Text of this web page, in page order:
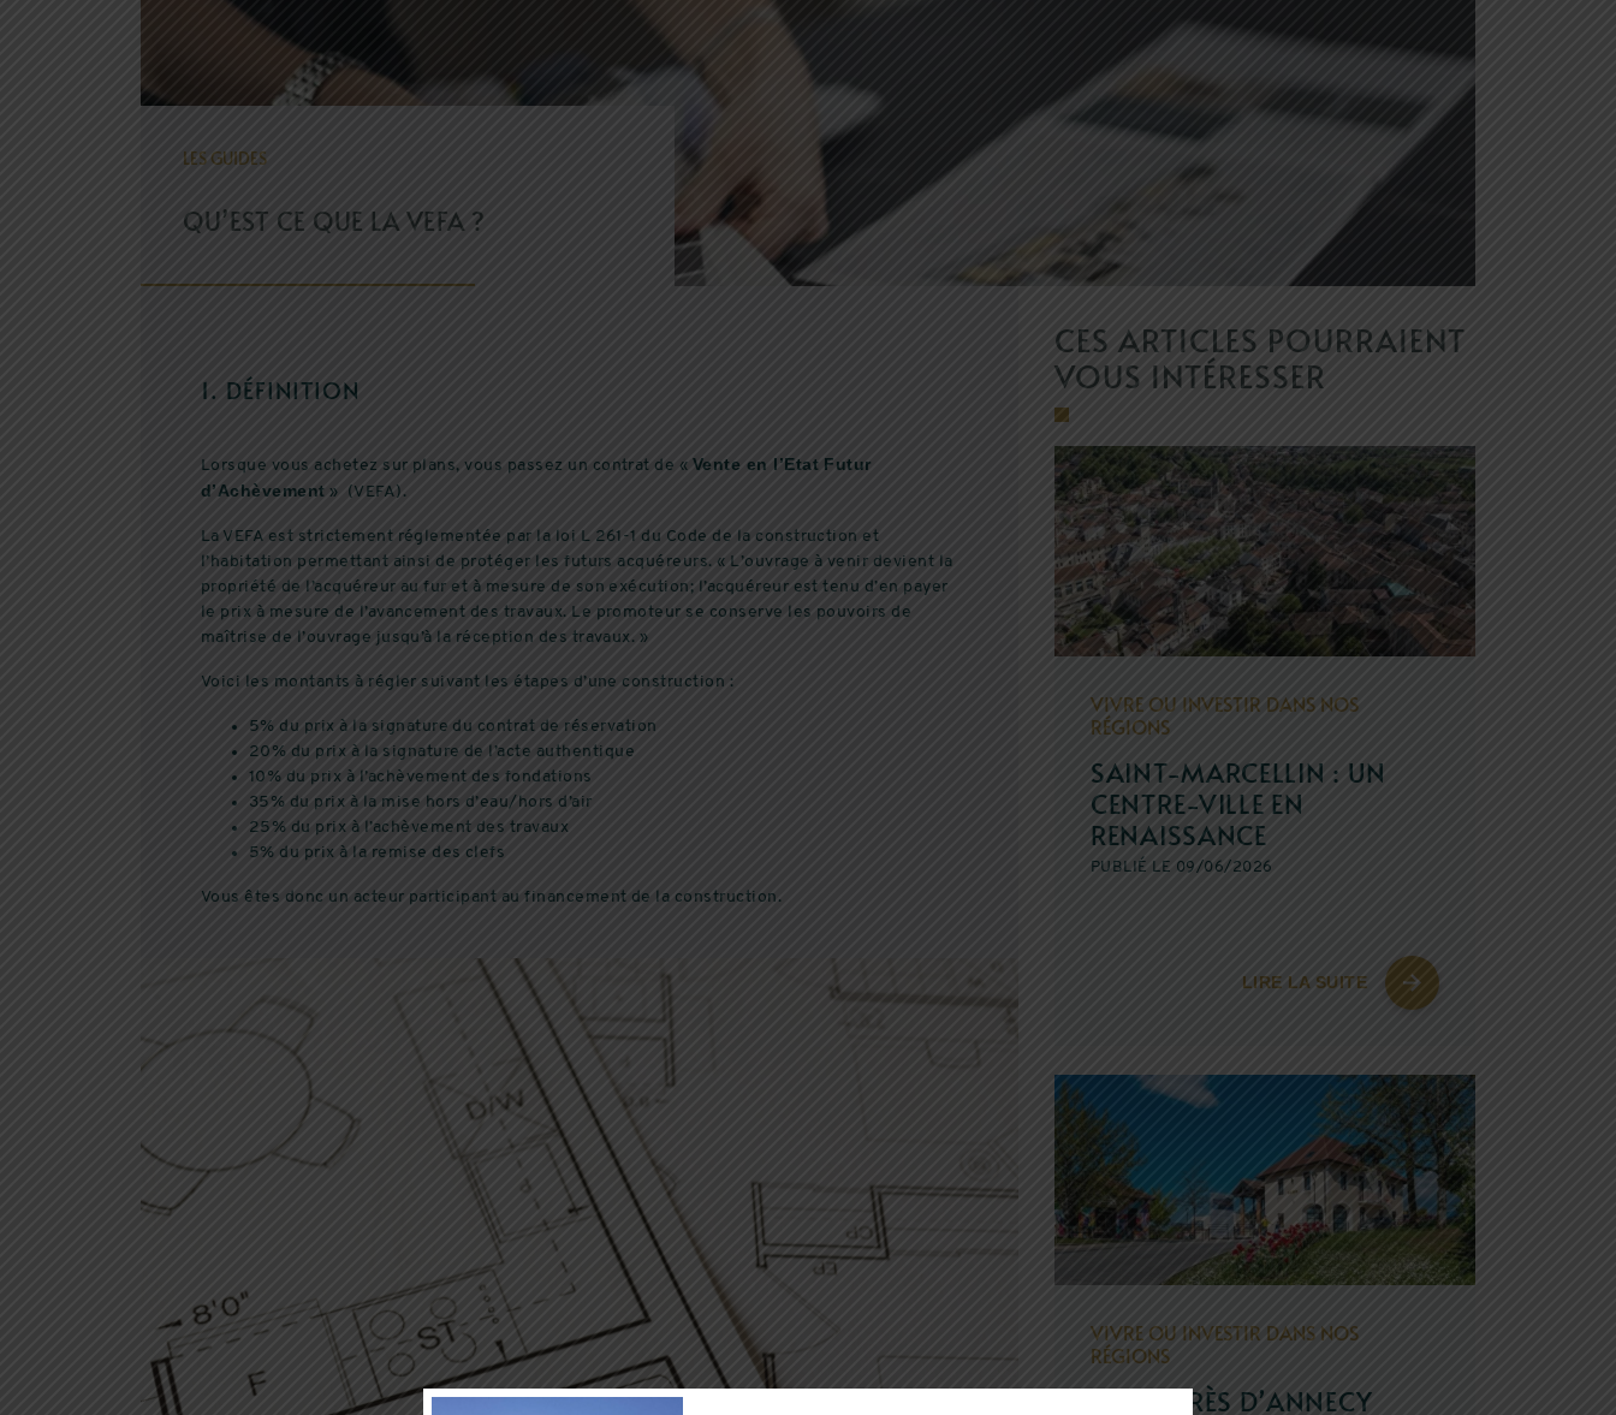
LES GUIDES
QU’EST CE QUE LA VEFA ?
1. DÉFINITION
Lorsque vous achetez sur plans, vous passez un contrat de « Vente en l’Etat Futur
d’Achèvement » (VEFA).
La VEFA est strictement réglementée par la loi L 261-1 du Code de la construction et
l’habitation permettant ainsi de protéger les futurs acquéreurs. « L’ouvrage à venir devient la
propriété de l’acquéreur au fur et à mesure de son exécution; l’acquéreur est tenu d’en payer
le prix à mesure de l’avancement des travaux. Le promoteur se conserve les pouvoirs de
maîtrise de l’ouvrage jusqu’à la réception des travaux. »
Voici les montants à régler suivant les étapes d’une construction :
5% du prix à la signature du contrat de réservation
20% du prix à la signature de l’acte authentique
10% du prix à l’achèvement des fondations
35% du prix à la mise hors d’eau/hors d’air
25% du prix à l’achèvement des travaux
5% du prix à la remise des clefs
Vous êtes donc un acteur participant au financement de la construction.
CES ARTICLES POURRAIENT
VOUS INTÉRESSER
VIVRE OU INVESTIR DANS NOS
RÉGIONS
SAINT-MARCELLIN : UN
CENTRE-VILLE EN
RENAISSANCE
PUBLIÉ LE 09/06/2026
LIRE LA SUITE
VIVRE OU INVESTIR DANS NOS
RÉGIONS
VIVRE PRÈS D’ANNECY
NOS RÉSIDENCES
RÉALISATIONS
NOS AGENCES